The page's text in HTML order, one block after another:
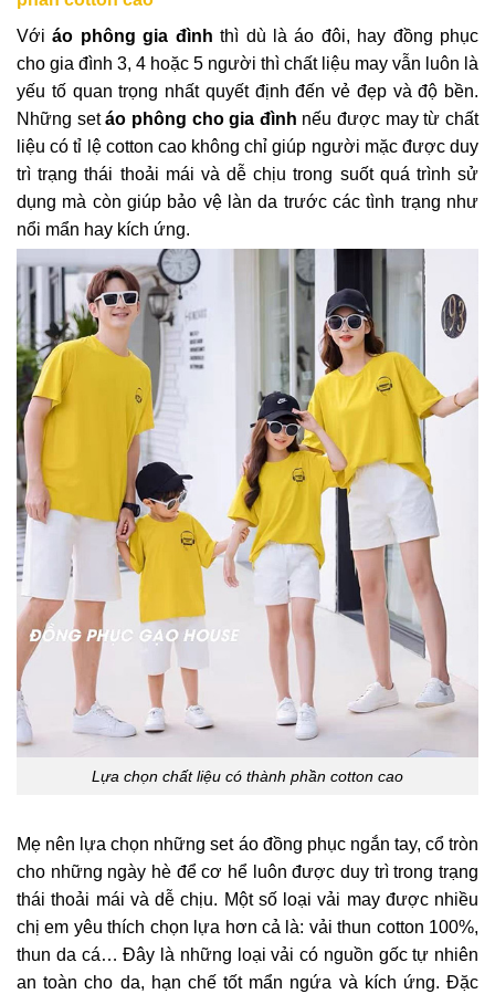
Vớiáo phông gia đìnhthì dù là áo đôi, hay đồng phục
cho gia đình 3, 4 hoặc 5 người thì chất liệu may vẫn luôn là
yếu tố quan trọng nhất quyết định đến vẻ đẹp và độ bền.
Những setáo phông cho gia đình nếu được may từ chất
liệu có tỉ lệ cotton cao không chỉ giúp người mặc được duy
trì trạng thái thoải mái và dễ chịu trong suốt quá trình sử
dụng mà còn giúp bảo vệ làn da trước các tình trạng như
nổi mẩn hay kích ứng.
Lựa chọn chất liệu có thành phần cotton cao
Mẹ nên lựa chọn những set áo đồng phục ngắn tay, cổ tròn
cho những ngày hè để cơ hể luôn được duy trì trong trạng
thái thoải mái và dễ chịu. Một số loại vải may được nhiều
chị em yêu thích chọn lựa hơn cả là: vải thun cotton 100%,
thun da cá… Đây là những loại vải có nguồn gốc tự nhiên
an toàn cho da, hạn chế tốt mẩn ngứa và kích ứng. Đặc